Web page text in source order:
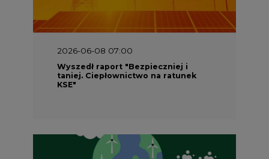
2026-06-08 07:00
Wyszedł raport "Bezpieczniej i
taniej. Ciepłownictwo na ratunek
KSE"